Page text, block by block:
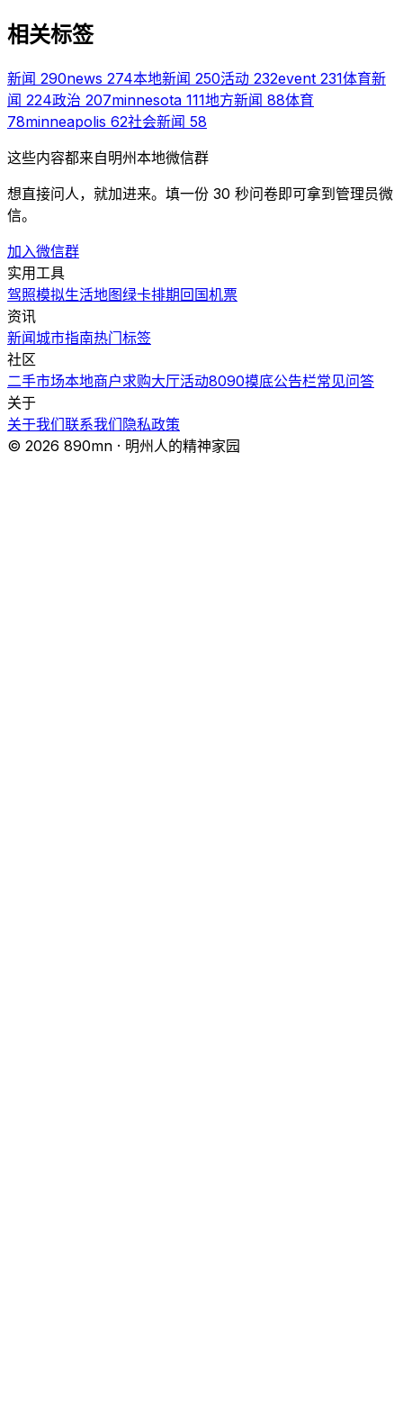
相关标签
新闻 290news 274本地新闻 250活动 232event 231体育新
闻 224政治 207minnesota 111地方新闻 88体育
78minneapolis 62社会新闻 58
这些内容都来自明州本地微信群
想直接问人，就加进来。填一份 30 秒问卷即可拿到管理员微
信。
加入微信群
实用工具
驾照模拟生活地图绿卡排期回国机票
资讯
新闻城市指南热门标签
社区
二手市场本地商户求购大厅活动8090摸底公告栏常见问答
关于
关于我们联系我们隐私政策
© 2026 890mn · 明州人的精神家园